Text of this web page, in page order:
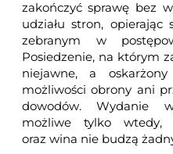
zakończyć sprawę bez
udziału stron, opierając
zebranym w
Posiedzenie, na którym
niejawne, a
możliwości obrony ani
dowodów. Wydanie
możliwe tylko wtedy,
oraz wina nie budzą